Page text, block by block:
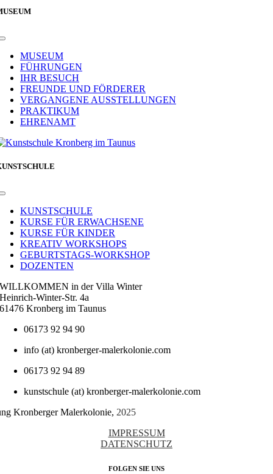
Toggle
NavigationMUSEUM
FÜHRUNGEN
IHR BESUCH
FREUNDE UND FÖRDERER
VERGANGENE AUSSTELLUNGEN
PRAKTIKUM
EHRENAMT
Toggle
NavigationKUNSTSCHULE
KURSE FÜR ERWACHSENE
KURSE FÜR KINDER
KREATIV WORKSHOPS
GEBURTSTAGS-WORKSHOP
DOZENTEN
WILLKOMMEN in der Villa Winter
Heinrich-Winter-Str. 4a
61476 Kronberg im Taunus
06173 92 94 90
info (at) kronberger-malerkolonie.com
06173 92 94 89
kunstschule (at) kronberger-malerkolonie.com
Kronberger Malerkolonie, 2025
IMPRESSUM
DATENSCHUTZ
FOLGEN SIE UNS